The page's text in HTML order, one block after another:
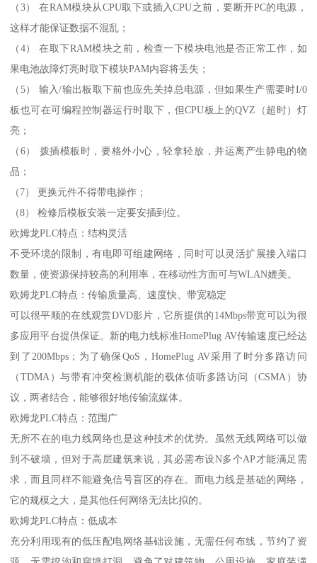
（3） 在RAM模块从CPU取下或插入CPU之前，要断开PC的电源，
这样才能保证数据不混乱；
（4） 在取下RAM模块之前，检查一下模块电池是否正常工作，如
果电池故障灯亮时取下模块PAM内容将丢失；
（5） 输入/输出板取下前也应先关掉总电源，但如果生产需要时I/0
板也可在可编程控制器运行时取下，但CPU板上的QVZ（超时）灯
亮；
（6） 拨插模板时，要格外小心，轻拿轻放，并运离产生静电的物
品；
（7） 更换元件不得带电操作；
（8） 检修后模板安装一定要安插到位。
欧姆龙PLC特点：结构灵活
不受环境的限制，有电即可组建网络，同时可以灵活扩展接入端口
数量，使资源保持较高的利用率，在移动性方面可与WLAN媲美。
欧姆龙PLC特点：传输质量高、速度快、带宽稳定
可以很平顺的在线观赏DVD影片，它所提供的14Mbps带宽可以为很
多应用平台提供保证。新的电力线标准HomePlug AV传输速度已经达
到了200Mbps；为了确保QoS，HomePlug AV采用了时分多路访问
（TDMA）与带有冲突检测机能的载体侦听多路访问（CSMA）协
议，两者结合，能够很好地传输流媒体。
欧姆龙PLC特点：范围广
无所不在的电力线网络也是这种技术的优势。虽然无线网络可以做
到不破墙，但对于高层建筑来说，其必需布设N多个AP才能满足需
求，而且同样不能避免信号盲区的存在。而电力线是基础的网络，
它的规模之大，是其他任何网络无法比拟的。
欧姆龙PLC特点：低成本
充分利用现有的低压配电网络基础设施，无需任何布线，节约了资